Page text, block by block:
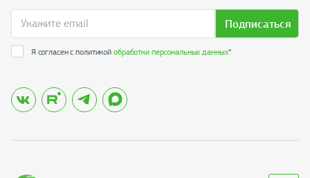
Подписаться
Я согласен с политикойобработки персональных данных*